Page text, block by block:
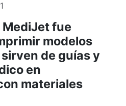
MediJet fue
modelos
de guías y
en
materiales